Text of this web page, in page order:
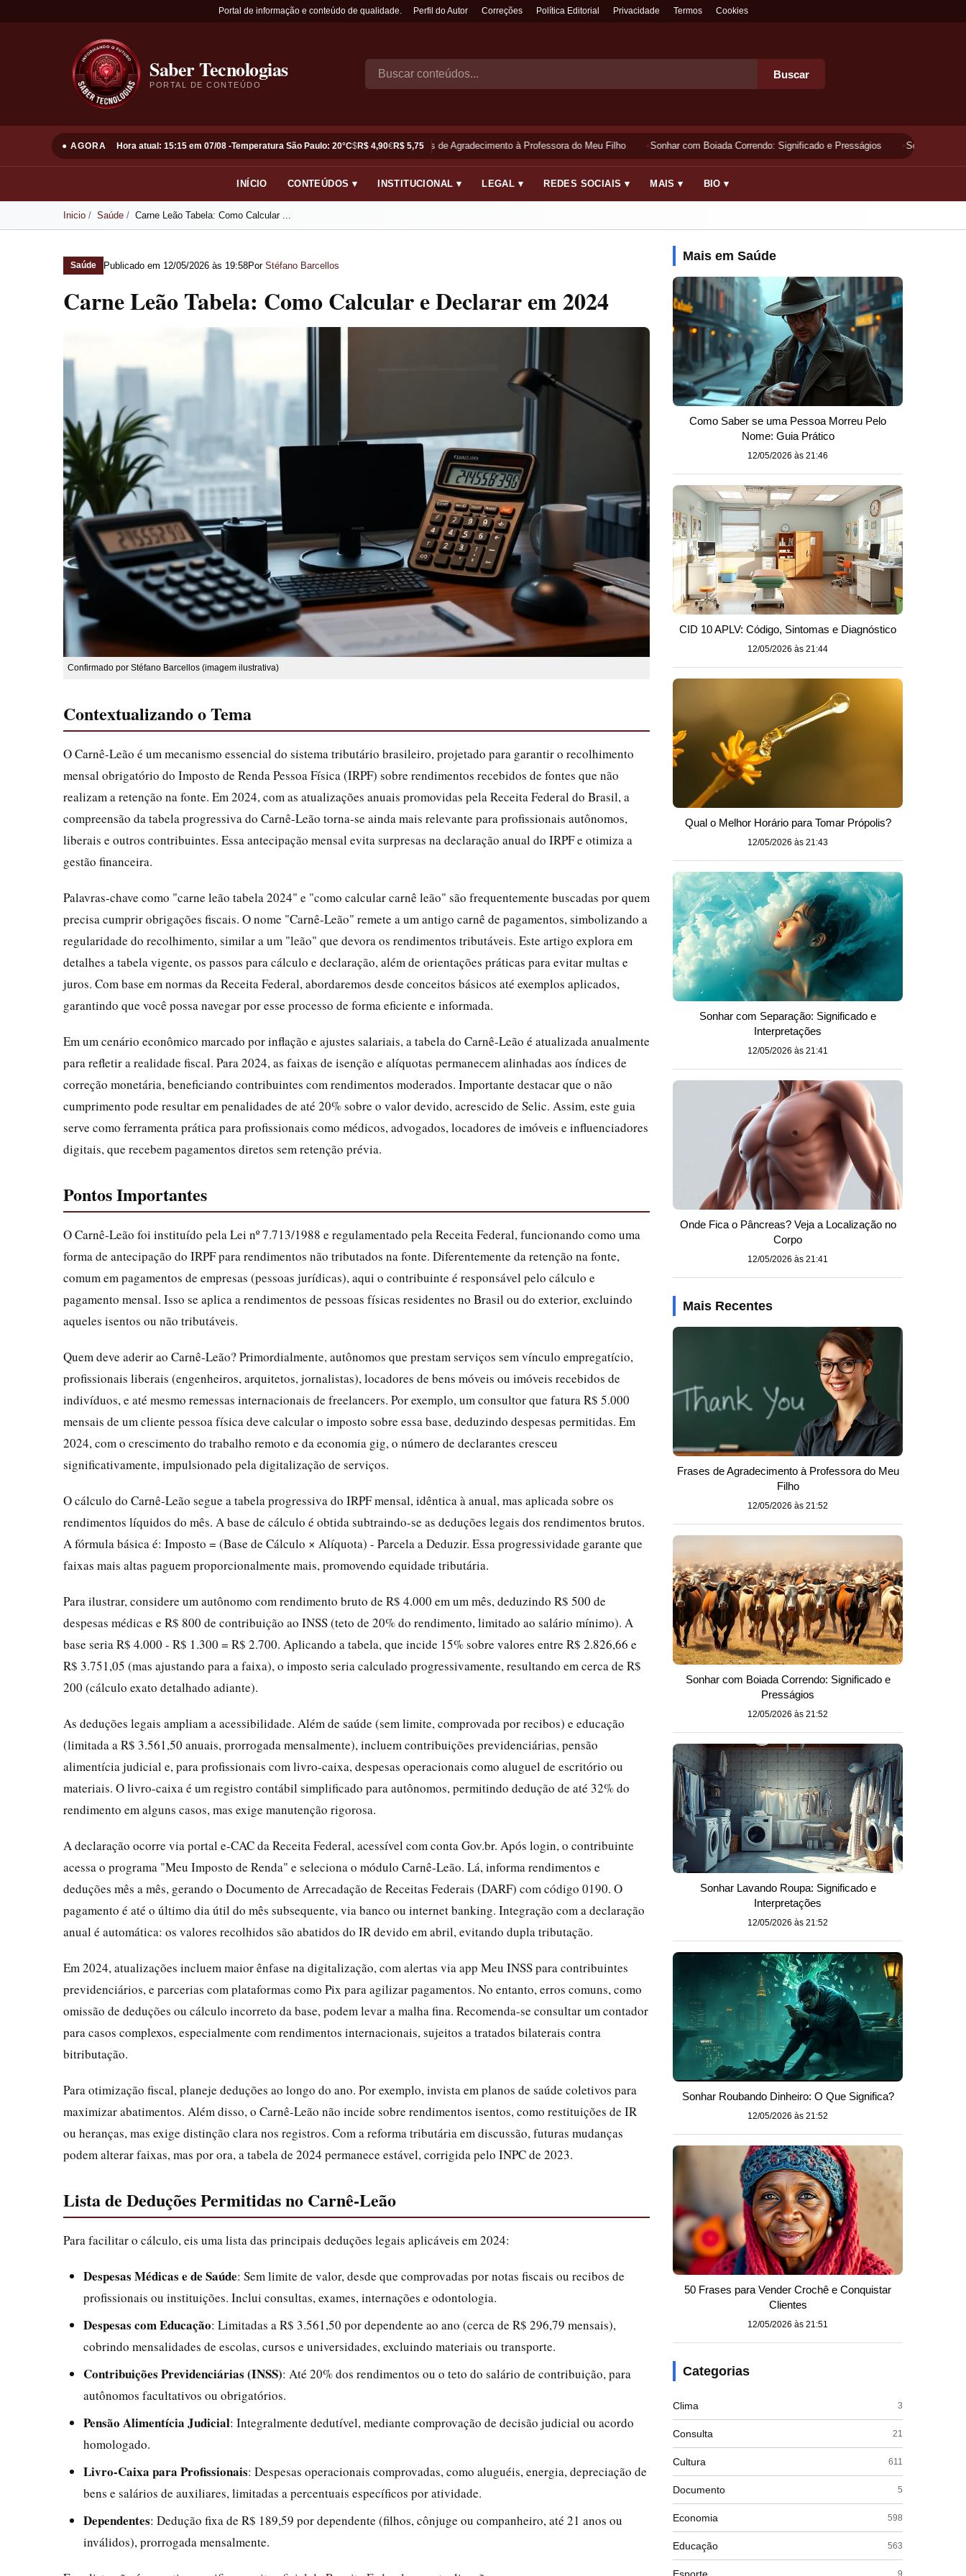
Portal de informação e conteúdo de qualidade. Perfil do Autor Correções Política Editorial Privacidade Termos Cookies
Saber Tecnologias
PORTAL DE CONTEÚDO
Buscar
● AGORA Hora atual: 15:15 em 07/08 -Temperatura São Paulo: 20°C$R$ 4,90€R$ 5,75
Frases de Agradecimento à Professora do Meu Filho Sonhar com Boiada Correndo: Significado e Presságios Sonhar
INÍCIO CONTEÚDOS ▾ INSTITUCIONAL ▾ LEGAL ▾ REDES SOCIAIS ▾ MAIS ▾ BIO ▾
Inicio Saúde Carne Leão Tabela: Como Calcular ...
Saúde Publicado em 12/05/2026 às 19:58Por Stéfano Barcellos
Carne Leão Tabela: Como Calcular e Declarar em 2024
Confirmado por Stéfano Barcellos (imagem ilustrativa)
Contextualizando o Tema
O Carnê-Leão é um mecanismo essencial do sistema tributário brasileiro, projetado para garantir o recolhimento
mensal obrigatório do Imposto de Renda Pessoa Física (IRPF) sobre rendimentos recebidos de fontes que não
realizam a retenção na fonte. Em 2024, com as atualizações anuais promovidas pela Receita Federal do Brasil, a
compreensão da tabela progressiva do Carnê-Leão torna-se ainda mais relevante para profissionais autônomos,
liberais e outros contribuintes. Essa antecipação mensal evita surpresas na declaração anual do IRPF e otimiza a
gestão financeira.
Palavras-chave como "carne leão tabela 2024" e "como calcular carnê leão" são frequentemente buscadas por quem
precisa cumprir obrigações fiscais. O nome "Carnê-Leão" remete a um antigo carnê de pagamentos, simbolizando a
regularidade do recolhimento, similar a um "leão" que devora os rendimentos tributáveis. Este artigo explora em
detalhes a tabela vigente, os passos para cálculo e declaração, além de orientações práticas para evitar multas e
juros. Com base em normas da Receita Federal, abordaremos desde conceitos básicos até exemplos aplicados,
garantindo que você possa navegar por esse processo de forma eficiente e informada.
Em um cenário econômico marcado por inflação e ajustes salariais, a tabela do Carnê-Leão é atualizada anualmente
para refletir a realidade fiscal. Para 2024, as faixas de isenção e alíquotas permanecem alinhadas aos índices de
correção monetária, beneficiando contribuintes com rendimentos moderados. Importante destacar que o não
cumprimento pode resultar em penalidades de até 20% sobre o valor devido, acrescido de Selic. Assim, este guia
serve como ferramenta prática para profissionais como médicos, advogados, locadores de imóveis e influenciadores
digitais, que recebem pagamentos diretos sem retenção prévia.
Pontos Importantes
O Carnê-Leão foi instituído pela Lei nº 7.713/1988 e regulamentado pela Receita Federal, funcionando como uma
forma de antecipação do IRPF para rendimentos não tributados na fonte. Diferentemente da retenção na fonte,
comum em pagamentos de empresas (pessoas jurídicas), aqui o contribuinte é responsável pelo cálculo e
pagamento mensal. Isso se aplica a rendimentos de pessoas físicas residentes no Brasil ou do exterior, excluindo
aqueles isentos ou não tributáveis.
Quem deve aderir ao Carnê-Leão? Primordialmente, autônomos que prestam serviços sem vínculo empregatício,
profissionais liberais (engenheiros, arquitetos, jornalistas), locadores de bens móveis ou imóveis recebidos de
indivíduos, e até mesmo remessas internacionais de freelancers. Por exemplo, um consultor que fatura R$ 5.000
mensais de um cliente pessoa física deve calcular o imposto sobre essa base, deduzindo despesas permitidas. Em
2024, com o crescimento do trabalho remoto e da economia gig, o número de declarantes cresceu
significativamente, impulsionado pela digitalização de serviços.
O cálculo do Carnê-Leão segue a tabela progressiva do IRPF mensal, idêntica à anual, mas aplicada sobre os
rendimentos líquidos do mês. A base de cálculo é obtida subtraindo-se as deduções legais dos rendimentos brutos.
A fórmula básica é: Imposto = (Base de Cálculo × Alíquota) - Parcela a Deduzir. Essa progressividade garante que
faixas mais altas paguem proporcionalmente mais, promovendo equidade tributária.
Para ilustrar, considere um autônomo com rendimento bruto de R$ 4.000 em um mês, deduzindo R$ 500 de
despesas médicas e R$ 800 de contribuição ao INSS (teto de 20% do rendimento, limitado ao salário mínimo). A
base seria R$ 4.000 - R$ 1.300 = R$ 2.700. Aplicando a tabela, que incide 15% sobre valores entre R$ 2.826,66 e
R$ 3.751,05 (mas ajustando para a faixa), o imposto seria calculado progressivamente, resultando em cerca de R$
200 (cálculo exato detalhado adiante).
As deduções legais ampliam a acessibilidade. Além de saúde (sem limite, comprovada por recibos) e educação
(limitada a R$ 3.561,50 anuais, prorrogada mensalmente), incluem contribuições previdenciárias, pensão
alimentícia judicial e, para profissionais com livro-caixa, despesas operacionais como aluguel de escritório ou
materiais. O livro-caixa é um registro contábil simplificado para autônomos, permitindo dedução de até 32% do
rendimento em alguns casos, mas exige manutenção rigorosa.
A declaração ocorre via portal e-CAC da Receita Federal, acessível com conta Gov.br. Após login, o contribuinte
acessa o programa "Meu Imposto de Renda" e seleciona o módulo Carnê-Leão. Lá, informa rendimentos e
deduções mês a mês, gerando o Documento de Arrecadação de Receitas Federais (DARF) com código 0190. O
pagamento é até o último dia útil do mês subsequente, via banco ou internet banking. Integração com a declaração
anual é automática: os valores recolhidos são abatidos do IR devido em abril, evitando dupla tributação.
Em 2024, atualizações incluem maior ênfase na digitalização, com alertas via app Meu INSS para contribuintes
previdenciários, e parcerias com plataformas como Pix para agilizar pagamentos. No entanto, erros comuns, como
omissão de deduções ou cálculo incorreto da base, podem levar a malha fina. Recomenda-se consultar um contador
para casos complexos, especialmente com rendimentos internacionais, sujeitos a tratados bilaterais contra
bitributação.
Para otimização fiscal, planeje deduções ao longo do ano. Por exemplo, invista em planos de saúde coletivos para
maximizar abatimentos. Além disso, o Carnê-Leão não incide sobre rendimentos isentos, como restituições de IR
ou heranças, mas exige distinção clara nos registros. Com a reforma tributária em discussão, futuras mudanças
podem alterar faixas, mas por ora, a tabela de 2024 permanece estável, corrigida pelo INPC de 2023.
Lista de Deduções Permitidas no Carnê-Leão
Para facilitar o cálculo, eis uma lista das principais deduções legais aplicáveis em 2024:
Despesas Médicas e de Saúde: Sem limite de valor, desde que comprovadas por notas fiscais ou recibos de
profissionais ou instituições. Inclui consultas, exames, internações e odontologia.
Despesas com Educação: Limitadas a R$ 3.561,50 por dependente ao ano (cerca de R$ 296,79 mensais),
cobrindo mensalidades de escolas, cursos e universidades, excluindo materiais ou transporte.
Contribuições Previdenciárias (INSS): Até 20% dos rendimentos ou o teto do salário de contribuição, para
autônomos facultativos ou obrigatórios.
Pensão Alimentícia Judicial: Integralmente dedutível, mediante comprovação de decisão judicial ou acordo
homologado.
Livro-Caixa para Profissionais: Despesas operacionais comprovadas, como aluguéis, energia, depreciação de
bens e salários de auxiliares, limitadas a percentuais específicos por atividade.
Dependentes: Dedução fixa de R$ 189,59 por dependente (filhos, cônjuge ou companheiro, até 21 anos ou
inválidos), prorrogada mensalmente.
Mais em Saúde
Como Saber se uma Pessoa Morreu Pelo
Nome: Guia Prático
12/05/2026 às 21:46
CID 10 APLV: Código, Sintomas e Diagnóstico
12/05/2026 às 21:44
Qual o Melhor Horário para Tomar Própolis?
12/05/2026 às 21:43
Sonhar com Separação: Significado e
Interpretações
12/05/2026 às 21:41
Onde Fica o Pâncreas? Veja a Localização no
Corpo
12/05/2026 às 21:41
Mais Recentes
Frases de Agradecimento à Professora do Meu
Filho
12/05/2026 às 21:52
Sonhar com Boiada Correndo: Significado e
Presságios
12/05/2026 às 21:52
Sonhar Lavando Roupa: Significado e
Interpretações
12/05/2026 às 21:52
Sonhar Roubando Dinheiro: O Que Significa?
12/05/2026 às 21:52
50 Frases para Vender Crochê e Conquistar
Clientes
12/05/2026 às 21:51
Categorias
Clima 3
Consulta 21
Cultura 611
Documento 5
Economia 598
Educação 563
9